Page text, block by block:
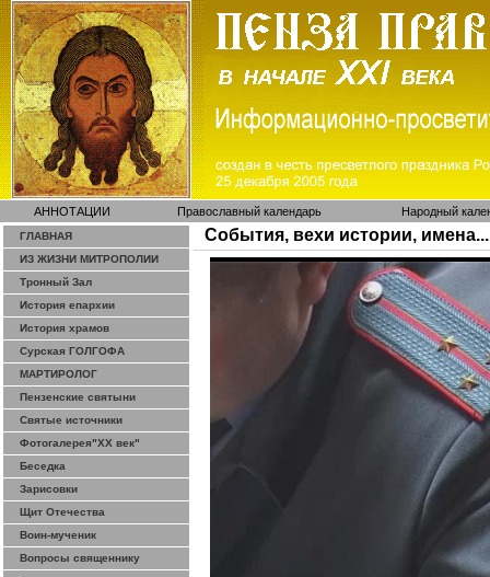
АННОТАЦИИ Православный календарь Народный
ГЛАВНАЯ
ИЗ ЖИЗНИ МИТРОПОЛИИ
Тронный Зал
История епархии
История храмов
Сурская ГОЛГОФА
МАРТИРОЛОГ
Пензенские святыни
Святые источники
Фотогалерея"ХХ век"
Беседка
Зарисовки
Щит Отечества
Воин-мученик
Вопросы священнику
События, вехи истории, имена...